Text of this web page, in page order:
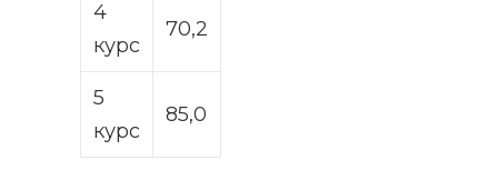
4
курс
70,2
5
курс
85,0